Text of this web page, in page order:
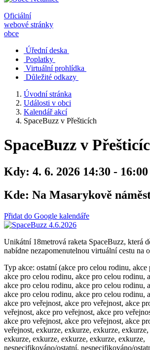
Oficiální
webové stránky
obce
Úřední deska
Poplatky
Virtuální prohlídka
Důležité odkazy
Úvodní stránka
Události v obci
Kalendář akcí
SpaceBuzz v Přešticích
SpaceBuzz v
Kdy: 4. 6. 2026 14:30 - 16:00
Kde: Na Masarykově
Přidat do Google kalendáře
Unikátní 18metrová raketa SpaceBuzz, která
nabídne nezapomenutelnou virtuální cestu na
Typ akce: ostatní (akce pro celou rodinu, akce
akce pro celou rodinu, akce pro celou rodinu,
akce pro celou rodinu, akce pro celou rodinu,
akce pro celou rodinu, akce pro celou rodinu,
akce pro veřejnost, akce pro veřejnost, akce
veřejnost, akce pro veřejnost, akce pro
akce pro veřejnost, akce pro veřejnost, akce
veřejnost, exkurze, exkurze, exkurze,
exkurze, exkurze, exkurze, exkurze, exkurze,
nespecifikováno/ostatní, nespecifikováno/